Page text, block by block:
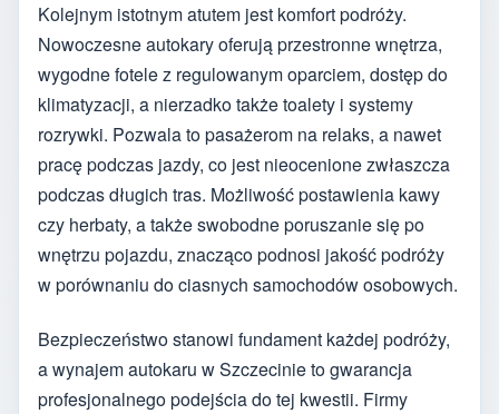
Kolejnym istotnym atutem jest komfort podróży.
Nowoczesne autokary oferują przestronne wnętrza,
wygodne fotele z regulowanym oparciem, dostęp do
klimatyzacji, a nierzadko także toalety i systemy
rozrywki. Pozwala to pasażerom na relaks, a nawet
pracę podczas jazdy, co jest nieocenione zwłaszcza
podczas długich tras. Możliwość postawienia kawy
czy herbaty, a także swobodne poruszanie się po
wnętrzu pojazdu, znacząco podnosi jakość podróży
w porównaniu do ciasnych samochodów osobowych.
Bezpieczeństwo stanowi fundament każdej podróży,
a wynajem autokaru w Szczecinie to gwarancja
profesjonalnego podejścia do tej kwestii. Firmy